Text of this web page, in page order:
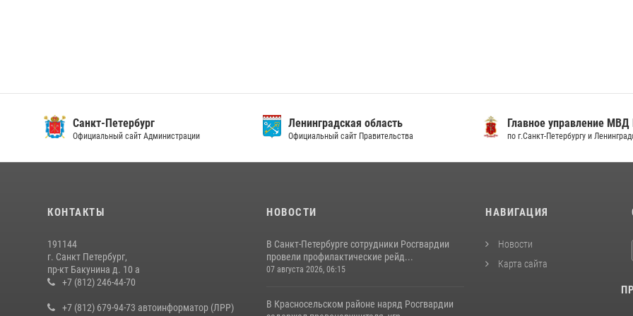
Санкт-Петербург
Официальный сайт Администрации
Ленинградская область
Официальный сайт Правительства
Главное управление МВД
по г.Санкт-Петербургу и
КОНТАКТЫ
191144
г. Санкт Петербург,
пр-кт Бакунина д. 10 а
+7 (812) 246-44-70
+7 (812) 679-94-73 автоинформатор (ЛРР)
НОВОСТИ
В Санкт-Петербурге сотрудники Росгвардии
провели профилактические рейд...
07 августа 2026, 06:15
В Красносельском районе наряд Росгвардии
НАВИГАЦИЯ
Новости
Карта сайта